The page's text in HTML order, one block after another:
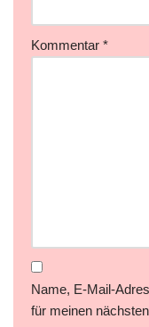
Kommentar *
Name, E-Mail-
für meinen